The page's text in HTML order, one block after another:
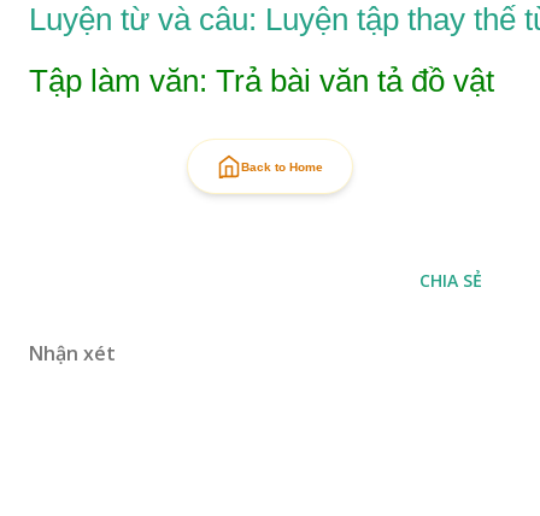
Luyện từ và câu: Luyện tập thay thế
Tập làm văn: Trả bài văn tả đồ vật
Back to Home
CHIA SẺ
Nhận xét